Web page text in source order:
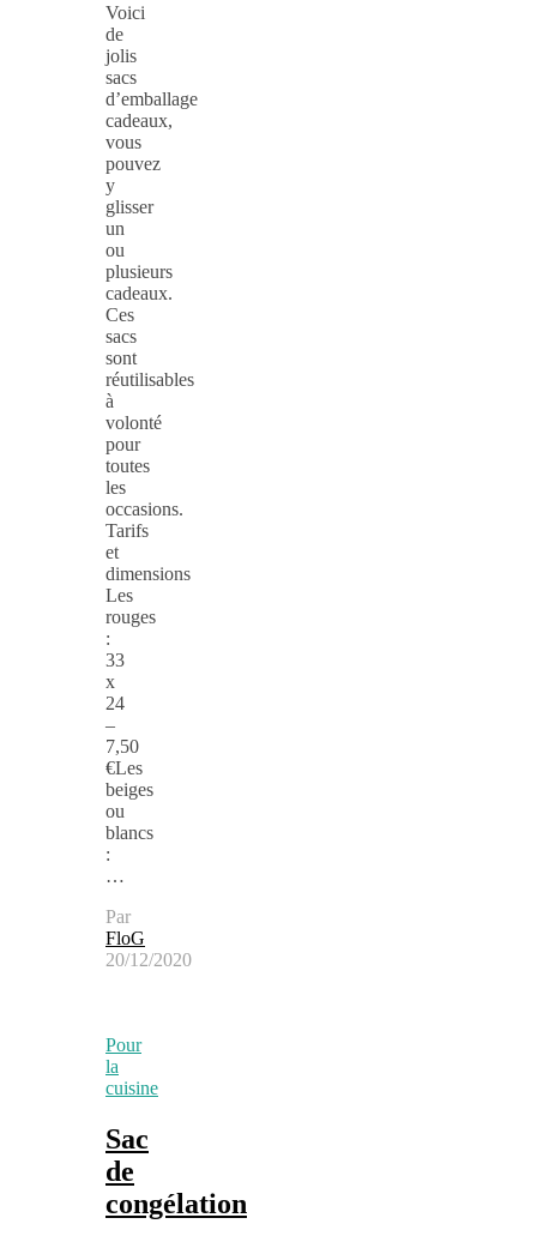
Voici
de
jolis
sacs
d’emballage
cadeaux,
vous
pouvez
y
glisser
un
ou
plusieurs
cadeaux.
Ces
sacs
sont
réutilisables
à
volonté
pour
toutes
les
occasions.
Tarifs
et
dimensions
Les
rouges
:
33
x
24
–
7,50
€Les
beiges
ou
blancs
:
…
Par
FloG
20/12/2020
Pour
la
cuisine
Sac
de
congélation